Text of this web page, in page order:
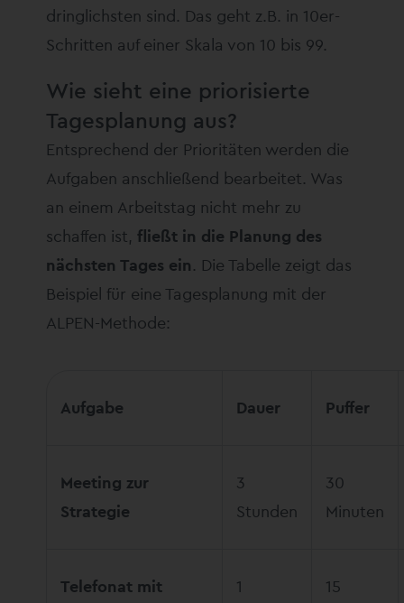
dringlichsten sind. Das geht z.B. in 10er-
Schritten auf einer Skala von 10 bis 99.
Wie sieht eine priorisierte
Tagesplanung aus?
Entsprechend der Prioritäten werden die
Aufgaben anschließend bearbeitet. Was
an einem Arbeitstag nicht mehr zu
schaffen ist, fließt in die Planung des
nächsten Tages ein. Die Tabelle zeigt das
Beispiel für eine Tagesplanung mit der
ALPEN-Methode:
Aufgabe Dauer Puffer
Meeting zur
Strategie
3
Stunden
30
Minuten
Telefonat mit
1
15